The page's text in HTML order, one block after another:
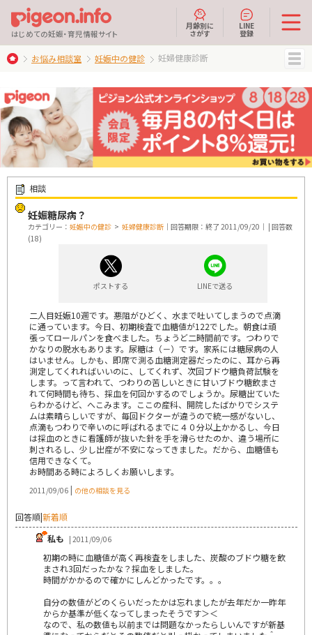
はじめての妊娠・育児情報サイト
月齢別に
さがす
LINE
登録
お悩み相談室 妊娠中の健診 妊婦健康診断
相談
妊娠糖尿病？
カテゴリー： 妊娠中の健診 > 妊婦健康診断 ｜回答期限：終了 2011/09/20｜ | 回答数
(18)
ポストする LINEで送る
二人目妊娠10週です。悪阻がひどく、水まで吐いてしまうので点滴
に通っています。今日、初期検査で血糖値が122でした。朝食は頑
張ってロールパンを食べました。ちょうど二時間前です。つわりで
かなりの脱水もあります。尿糖は（－）です。家系には糖尿病の人
はいません。しかも、即席で測る血糖測定器だったのに、耳から再
測定してくれればいいのに、してくれず、次回ブドウ糖負荷試験を
します。って言われて、つわりの苦しいときに甘いブドウ糖飲まさ
れて何時間も待ち、採血を何回かするのでしょうか。尿糖出ていた
らわかるけど、へこみます。ここの産科、開院したばかりでシステ
ムは素晴らしいですが、毎回ドクターが違うので統一感がないし、
点滴もつわりで辛いのに呼ばれるまでに４０分以上かかるし、今日
は採血のときに看護師が抜いた針を手を滑らせたのか、違う場所に
刺されるし、少し出産が不安になってきました。だから、血糖値も
信用できなくて。
お時間ある時によろしくお願いします。
2011/09/06 | の他の相談を見る
回答順|新着順
私も | 2011/09/06
初期の時に血糖値が高く再検査をしました、炭酸のブドウ糖を飲
まされ3回だったかな？採血をしました。
時間がかかるので確かにしんどかったです。。。
自分の数値がどのくらいだったかは忘れましたが去年だか一昨年
からか基準が低くなってしまったそうです＞＜
なので、私の数値も以前までは問題なかったらしいんですが新基